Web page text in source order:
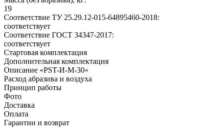
19
Соответствие ТУ 25.29.12-015-64895460-2018:
соответствует
Соответствие ГОСТ 34347-2017:
соответствует
Стартовая комплектация
Дополнительная комплектация
Описание «PST-И-М-30»
Расход абразива и воздуха
Принцип работы
Фото
Доставка
Оплата
Гарантии и возврат